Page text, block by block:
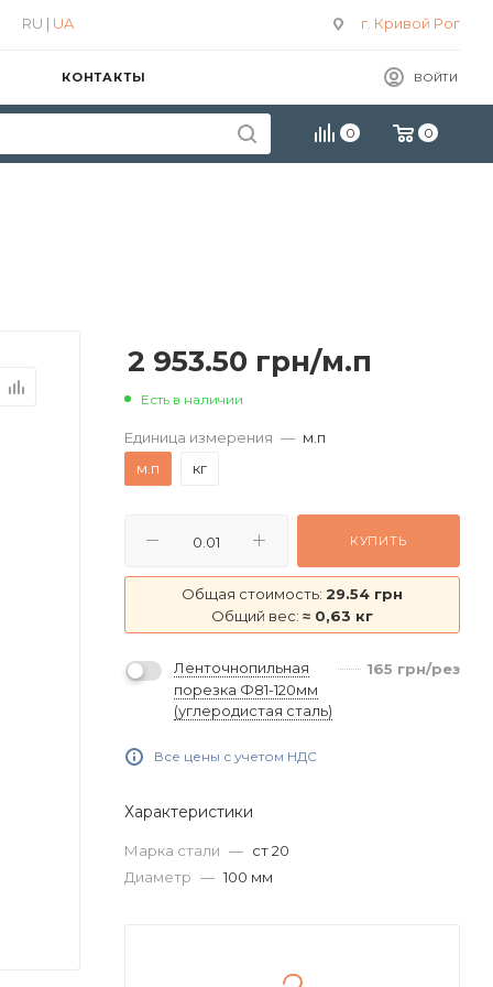
г. Кривой Рог
RU | UA
ВОЙТИ
КОНТАКТЫ
0 0
2 953.50 грн/м.п
Есть в наличии
Единица измерения — м.п
м.п
кг
КУПИТЬ
Общая стоимость: 29.54 грн
Общий вес: ≈ 0,63 кг
Ленточнопильная
порезка Ф81-120мм
(углеродистая сталь)
165 грн/рез
Все цены с учетом НДС
Характеристики
Марка стали — ст 20
Диаметр — 100 мм